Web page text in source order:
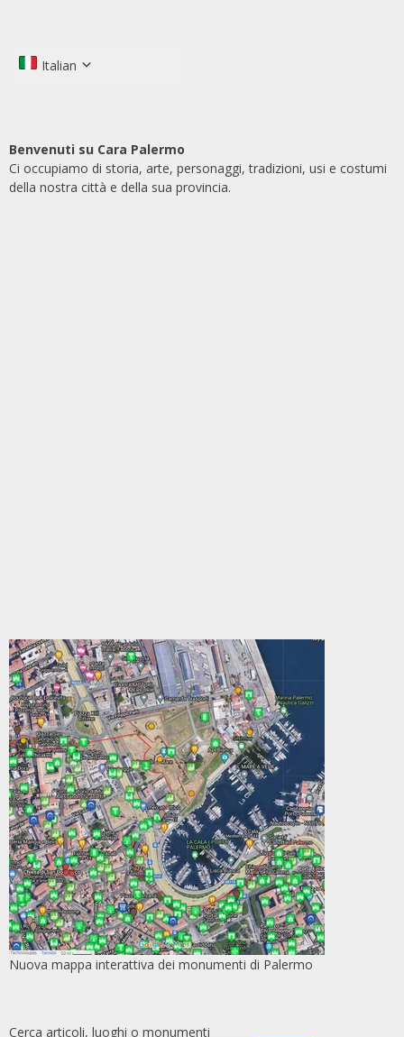
Italian
Benvenuti su Cara Palermo
Ci occupiamo di storia, arte, personaggi, tradizioni, usi e costumi
della nostra città e della sua provincia.
Nuova mappa interattiva dei monumenti di Palermo
Cerca articoli, luoghi o monumenti